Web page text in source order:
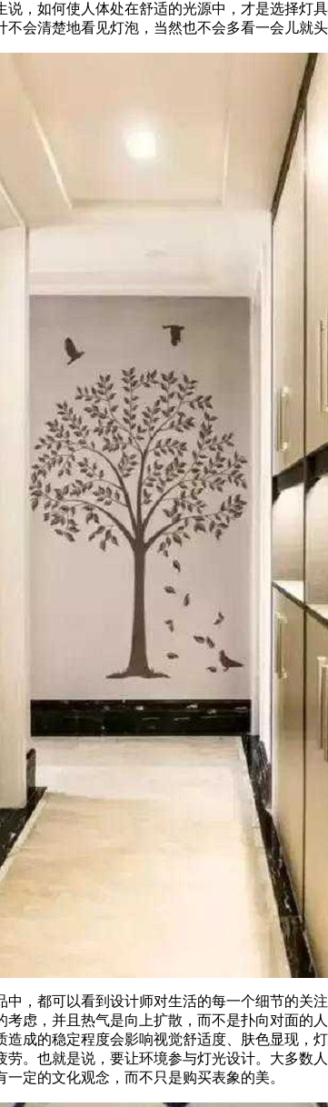
，如何使人体处在舒适的光源中，才是选择灯
会清楚地看见灯泡，当然也不会多看一会儿就
，都可以看到设计师对生活的每一个细节的
虑，并且热气是向上扩散，而不是扑向对面的人
成的稳定程度会影响视觉舒适度、肤色显现，
。也就是说，要让环境参与灯光设计。大多数
定的文化观念，而不只是购买表象的美。